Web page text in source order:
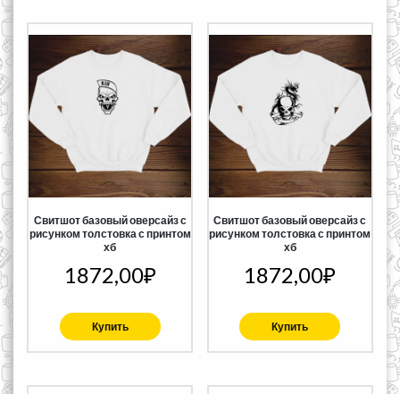
Свитшот базовый оверсайз с
рисунком толстовка с принтом
хб
1872,00₽
Купить
Свитшот базовый оверсайз с
рисунком толстовка с принтом
хб
1872,00₽
Купить